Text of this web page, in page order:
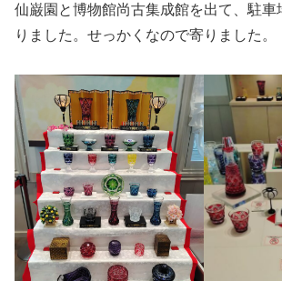
仙巌園と博物館尚古集成館を出て、駐車
りました。せっかくなので寄りました。